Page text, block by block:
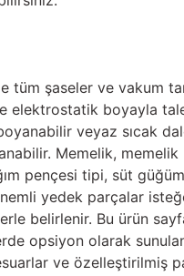
tüm şaseler ve vakum
elektrostatik boyayla
veyaz sıcak
Memelik, memelik
pençesi tipi, süt
yedek parçalar
belirlenir. Bu ürün
opsiyon olarak
ve özelleştirilmiş